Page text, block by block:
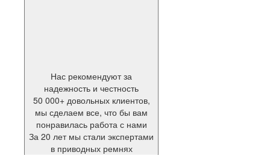
Нас рекомендуют за
надежность и честность
50 000+ довольных клиентов,
мы сделаем все, что бы вам
понравилась работа с нами
За 20 лет мы стали экспертами
в приводных ремнях